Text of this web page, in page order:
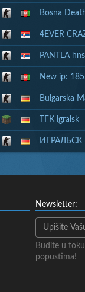
Bosna
4EVER
PANTLA
New ip:
Bulgarska
ТГК igralsk
ИГРАЛЬСК
Newsletter:
Budite u
popustima!